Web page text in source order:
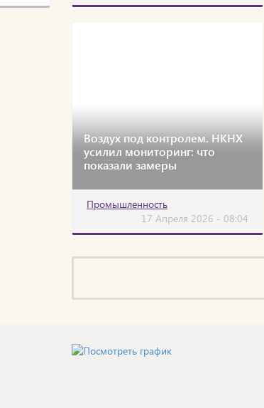
Воздух под контролем. НКНХ
усилил мониторинг: что
показали замеры
Промышленность
17 Апреля 2026 - 08:04